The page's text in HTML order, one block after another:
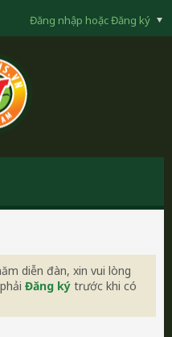
Đăng nhập hoặc Đăng ký
diễn đàn, xin vui lòng
Đăng ký trước khi có